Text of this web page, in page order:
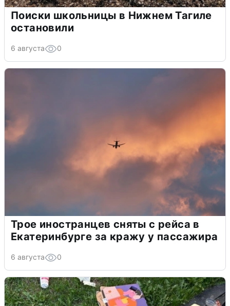
Поиски школьницы в Нижнем Тагиле
остановили
6 августа 0
Трое иностранцев сняты с рейса в
Екатеринбурге за кражу у пассажира
6 августа 0